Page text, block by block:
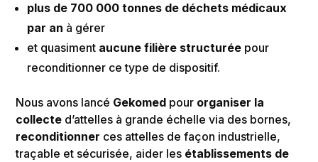
plus de 700 000 tonnes de déchets médicaux
par an à gérer
et quasiment aucune filière structurée pour
reconditionner ce type de dispositif.
Nous avons lancé Gekomed pour organiser la
collecte d’attelles à grande échelle via des bornes,
reconditionner ces attelles de façon industrielle,
traçable et sécurisée, aider les établissements de